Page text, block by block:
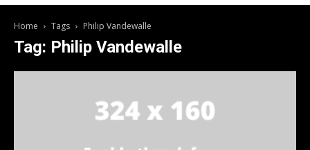
Home Tags Philip Vandewalle
Tag: Philip Vandewalle